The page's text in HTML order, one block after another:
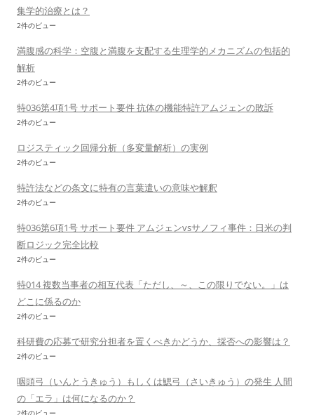
集学的治療とは？
2件のビュー
満腹感の科学：空腹と満腹を支配する生理学的メカニズムの包括的
解析
2件のビュー
特036第4項1号 サポート要件 抗体の機能特許アムジェンの敗訴
2件のビュー
ロジスティック回帰分析（多変量解析）の実例
2件のビュー
特許法などの条文に特有の言葉遣いの意味や解釈
2件のビュー
特036第6項1号 サポート要件 アムジェンvsサノフィ事件：日米の判
断ロジック完全比較
2件のビュー
特014 複数当事者の相互代表「ただし、～、この限りでない。」は
どこに係るのか
2件のビュー
科研費の応募で研究分担者を置くべきかどうか、採否への影響は？
2件のビュー
咽頭弓（いんとうきゅう）もしくは鰓弓（さいきゅう）の発生 人間
の「エラ」は何になるのか？
2件のビュー